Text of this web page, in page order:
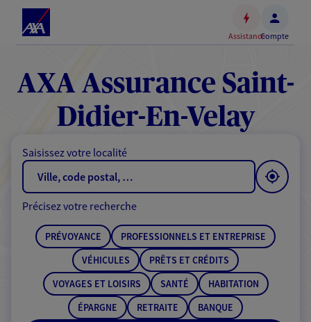
Accéder
contenu
principal
Accéder
au
de
AssistanceCompte
AXA Assurance Saint-
Didier-En-Velay
Saisissez votre localité
Précisez votre recherche
PRÉVOYANCE
PROFESSIONNELS ET ENTREPRISE
VÉHICULES
PRÊTS ET CRÉDITS
VOYAGES ET LOISIRS
SANTÉ
HABITATION
ÉPARGNE
RETRAITE BANQUE